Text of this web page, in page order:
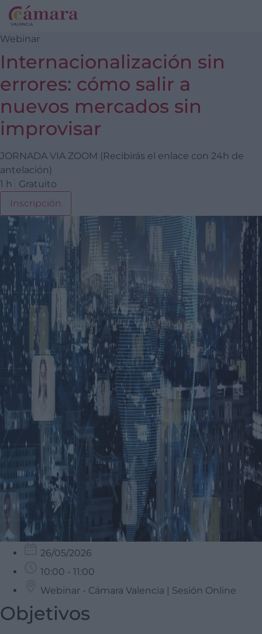
Webinar
Internacionalización sin
errores: cómo salir a
nuevos mercados sin
improvisar
JORNADA VIA ZOOM (Recibirás el enlace con 24h de
antelación)
1 h
Gratuito
Inscripción
26/05/2026
10:00 - 11:00
Webinar - Cámara Valencia | Sesión Online
Objetivos